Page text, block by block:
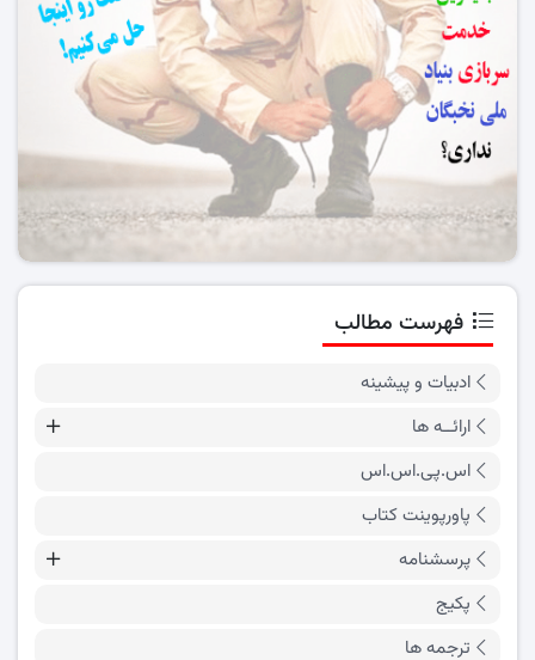
فهرست مطالب
ادبیات و پیشینه
ارائــه ها
اس.پی.اس.اس
پاورپوینت کتاب
پرسشنامه
پکیج
ترجمه ها